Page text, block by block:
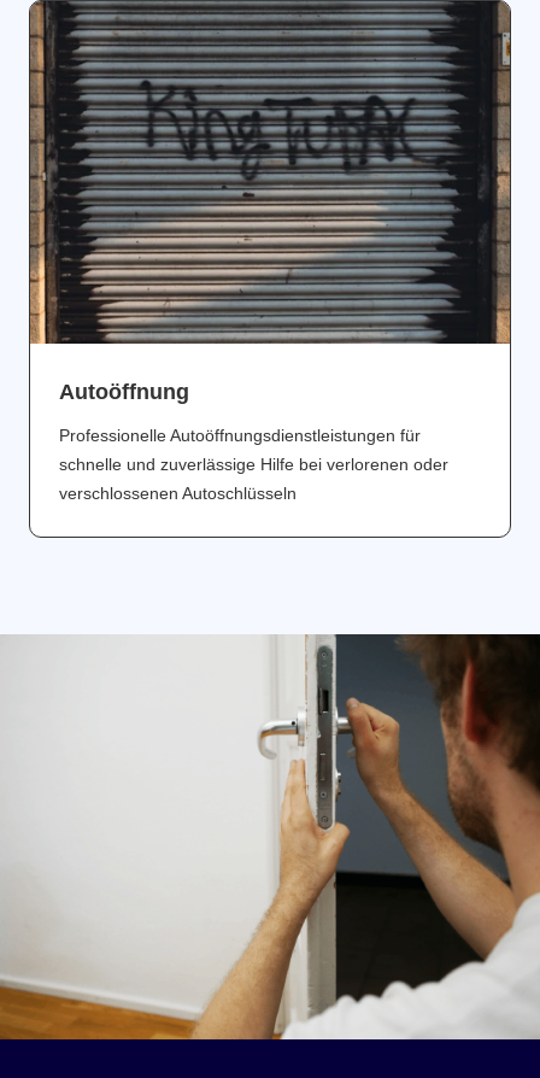
Аutoöffnung
Professionelle Autoöffnungsdienstleistungen für
schnelle und zuverlässige Hilfe bei verlorenen oder
verschlossenen Autoschlüsseln